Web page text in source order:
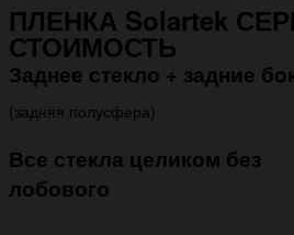
ПЛЕНКА Solartek
СТОИМОСТЬ
Заднее стекло + задние
(задняя полусфера)
Все стекла целиком без
лобового